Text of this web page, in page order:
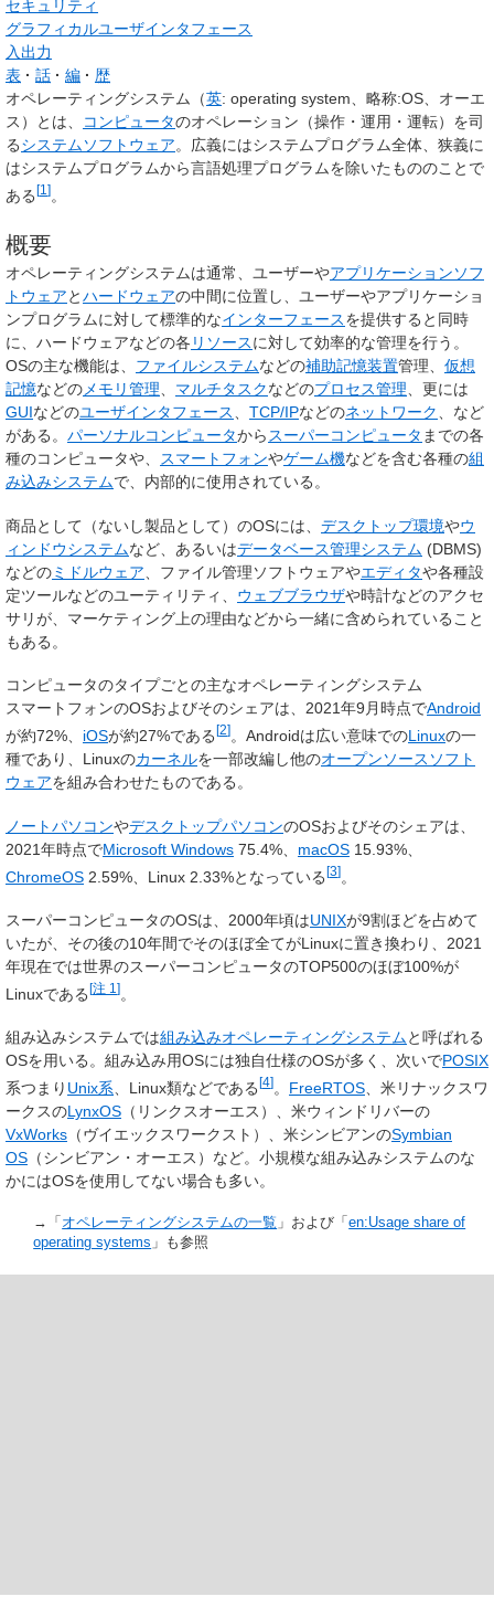
セキュリティ
グラフィカルユーザインタフェース
入出力
表
話 編
歴
オペレーティングシステム
（英: operating system 、略称:OS 、オーエ
ス）とは、
コンピュータのオペレーション（操作・運用・運転）を司
るシステムソフトウェア。広義にはシステムプログラム全体、狭義に
はシステムプログラムから言語処理プログラムを除いたもののことで
ある[1 ]。
概要
オペレーティングシステムは通常、ユーザーやアプリケーションソフ
トウェアとハードウェアの中間に位置し、ユーザーやアプリケーショ
ンプログラムに対して標準的なインターフェースを提供すると同時
に、ハードウェアなどの各 リソースに対して効率的な管理を行う。
OSの主な機能は、 ファイルシステムなどの補助記憶装置管理、 仮想
記憶などの メモリ管理 マルチタスクなどのプロセス管理 、更には
GUIなどのユーザインタフェース TCP/IPなどのネットワーク
、など
がある。 パーソナルコンピュータから スーパーコンピュータ までの各
種のコンピュータや、
スマートフォンやゲーム機などを含む各種の組
み込みシステムで、内部的に使用されている。
商品として（ないし製品として）のOSには、 デスクトップ環境やウ
ィンドウシステムなど、あるいはデータベース管理システム (DBMS)
などのミドルウェア 、ファイル管理ソフトウェアやエディタや各種設
定ツールなどのユーティリティ、 ウェブブラウザや時計などのアクセ
サリが、マーケティング上の理由などから一緒に含められていること
もある。
コンピュータのタイプごとの主なオペレーティングシステム
スマートフォンのOSおよびそのシェアは、2021年9月時点でAndroid
が約72%、 iOSが約27%である [2] 。Androidは広い意味でのLinuxの一
種であり、Linuxのカーネルを一部改編し他のオープンソースソフト
ウェアを組み合わせたものである。
ノートパソコンやデスクトップパソコンのOSおよびそのシェアは、
2021年時点でMicrosoft Windows 75.4%、 macOS 15.93%、
ChromeOS 2.59%、Linux 2.33%となっている[3]。
スーパーコンピュータのOSは、2000年頃はUNIXが9割ほどを占めて
いたが、その後の10年間でそのほぼ全てがLinuxに置き換わり、2021
年現在では世界のスーパーコンピュータのTOP500のほぼ100%が
Linuxである[注 1 ]。
組み込みシステムでは組み込みオペレーティングシステムと呼ばれる
OSを用いる。組み込み用OSには独自仕様のOSが多く、次いでPOSIX
系つまり Unix系 、Linux類などである [4] 。 FreeRTOS 、米リナックスワ
ークスのLynxOS （リンクスオーエス）、米ウィンドリバーの
VxWorks （ヴイエックスワークスト）、米シンビアンのSymbian
OS （シンビアン・オーエス）など。小規模な組み込みシステムのな
かにはOSを使用してない場合も多い。
→「 オペレーティングシステムの一覧 」および「en:Usage share of
operating systems 」も参照